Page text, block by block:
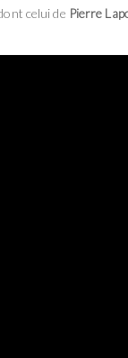
celui de Pierre